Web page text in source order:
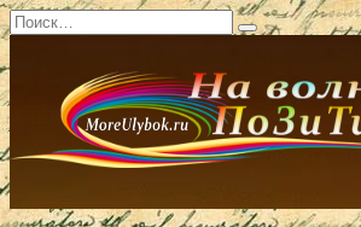
Перейти
к
содержанию
Search
for: